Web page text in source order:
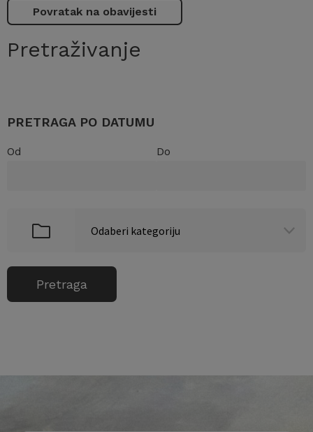
Povratak na obavijesti
Pretraživanje
PRETRAGA PO DATUMU
Od Do